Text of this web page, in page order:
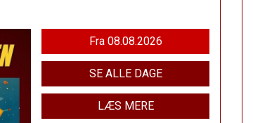
Fra 08.08.2026
SE ALLE DAGE
LÆS MERE